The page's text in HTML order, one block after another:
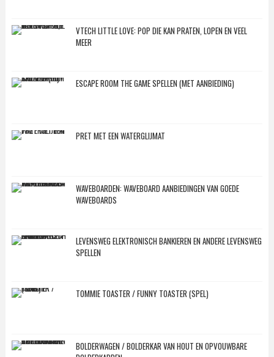
VTECH LITTLE LOVE: POP DIE KAN PRATEN, LOPEN EN VEEL
MEER
ESCAPE ROOM THE GAME SPELLEN (MET AANBIEDING)
PRET MET EEN WATERGLIJMAT
WAVEBOARDEN: WAVEBOARD AANBIEDINGEN VAN GOEDE
WAVEBOARDS
LEVENSWEG ELEKTRONISCH BANKIEREN EN ANDERE LEVENSWEG
SPELLEN
TOMMIE TOASTER / FUNNY TOASTER (SPEL)
BOLDERWAGEN / BOLDERKAR VAN HOUT EN OPVOUWBARE